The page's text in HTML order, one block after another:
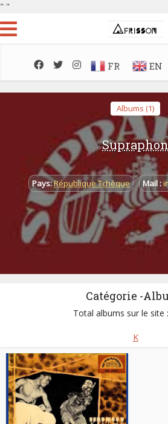
" "
FR EN
Albums (1)
Supraphon
Pays:République Tchèque Mail :
Catégorie -
Total albums sur le site
K